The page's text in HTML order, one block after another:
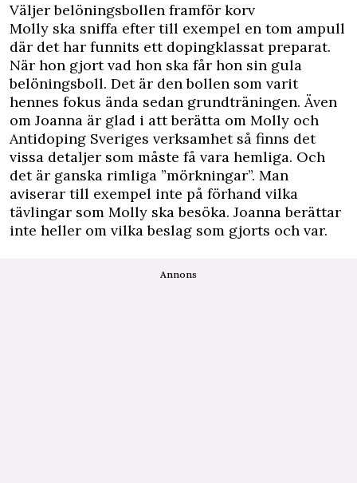
Väljer belöningsbollen framför korv
Molly ska sniffa efter till exempel en tom ampull
där det har funnits ett dopingklassat preparat.
När hon gjort vad hon ska får hon sin gula
belöningsboll. Det är den bollen som varit
hennes fokus ända sedan grundträningen. Även
om Joanna är glad i att berätta om Molly och
Antidoping Sveriges verksamhet så finns det
vissa detaljer som måste få vara hemliga. Och
det är ganska rimliga ”mörkningar”. Man
aviserar till exempel inte på förhand vilka
tävlingar som Molly ska besöka. Joanna berättar
inte heller om vilka beslag som gjorts och var.
Annons